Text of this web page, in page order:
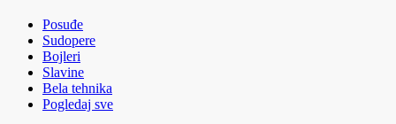
Posuđe
Sudopere
Bojleri
Slavine
Bela tehnika
Pogledaj sve